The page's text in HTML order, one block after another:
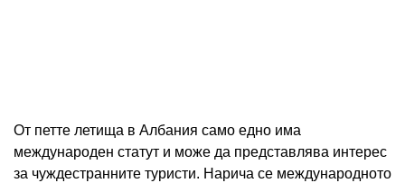
От петте летища в Албания само едно има
международен статут и може да представлява интерес
за чуждестранните туристи. Нарича се международното